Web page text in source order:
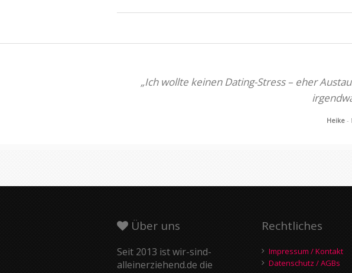
„Ich wollte keinen Dating-Stress – eher
Heike -
Über uns
Seit 2013 ist wir-sind-
alleinerziehend.de die
Rechtliches
Impressum / Kontakt
Datenschutz / AGBs